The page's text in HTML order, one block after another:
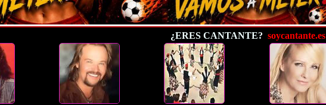
¿ERES CANTANTE? soycantante.es